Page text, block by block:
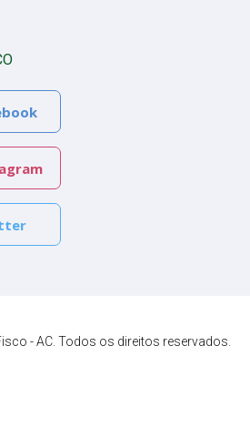
- AC. Todos os direitos reservados.